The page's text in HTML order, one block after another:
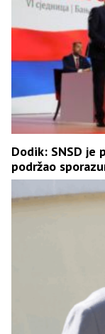
Dodik: SNSD je
podržao